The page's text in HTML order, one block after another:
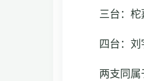
三台：柁
四台：刘
两支同属